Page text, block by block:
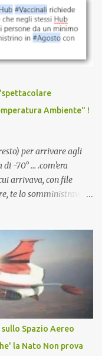
mai visto
Se non sei stato
farti sentire una
vaccino che minacci le
il lavoro o la
permettesse a un
Dopo tutti i vaccini
Ambiente" !
per arrivare agli
-70° ... .com'era
arrivava, con file
te lo somministravano
Ghiacciato, ma
Riproponiamo
Spazio Aereo
la Nato Non prova